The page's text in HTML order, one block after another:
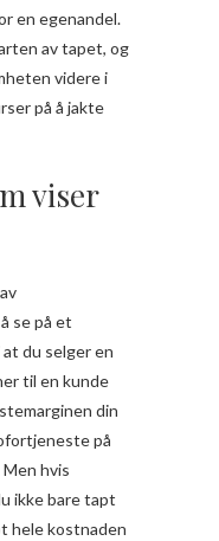
en egenandel.
av tapet, og
videre i
på å jakte
viser
se på et
du selger en
til en kunde
din
på
hvis
ikke bare tapt
hele kostnaden